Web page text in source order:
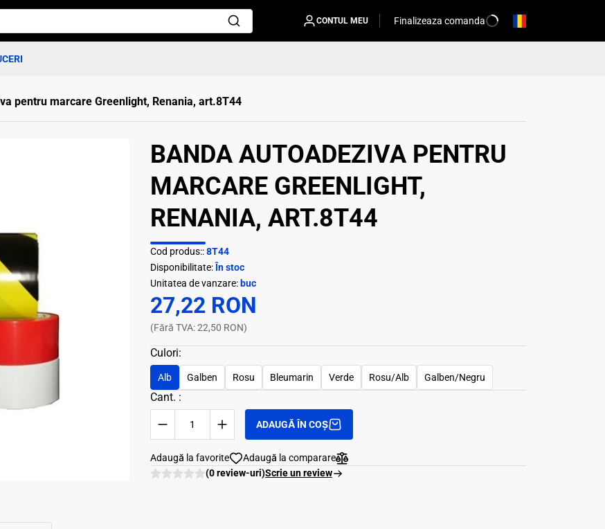
CONTUL MEU Finalizeaza comanda
pentru marcare Greenlight, Renania, art.8T44
BANDA AUTOADEZIVA PENTRU
MARCARE GREENLIGHT,
RENANIA, ART.8T44
Cod produs::8T44
Disponibilitate: În stoc
Unitatea de vanzare: buc
27,22 RON
(Fără TVA: 22,50 RON)
Culori:
Alb Galben Rosu Bleumarin Verde Rosu/Alb Galben/Negru
Cant. :
ADAUGĂ ÎN COȘ
Adaugă la favorite
Adaugă la comparare
(0 review-uri)Scrie un review